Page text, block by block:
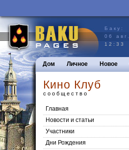
Баку:
06 авг.
12:33
Дом Личное Новое
Кино Клуб
сообщество
Главная
Новости и статьи
Участники
Дни Рождения